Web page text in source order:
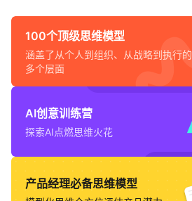
100个顶级思维模型
涵盖了从个人到组织、从战略到执行的
多个层面
AI创意训练营
探索AI点燃思维火花
产品经理必备思维模型